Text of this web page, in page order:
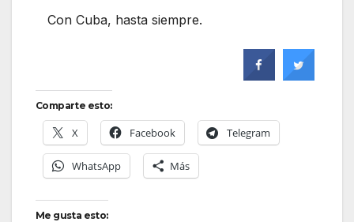
Con Cuba, hasta siempre.
Comparte esto:
X Facebook Telegram
WhatsApp Más
Me gusta esto: